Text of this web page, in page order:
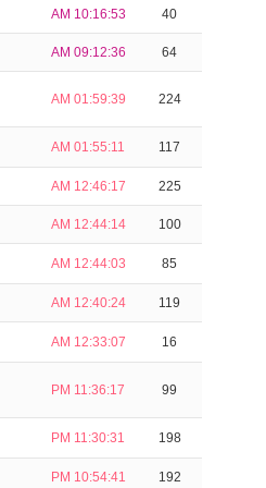
AM 10:16:53 40
AM 09:12:36 64
AM 01:59:39 224
AM 01:55:11 117
AM 12:46:17 225
AM 12:44:14 100
AM 12:44:03 85
AM 12:40:24 119
AM 12:33:07 16
PM 11:36:17 99
PM 11:30:31 198
PM 10:54:41 192